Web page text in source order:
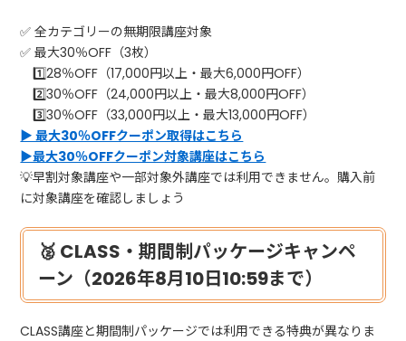
✅ 全カテゴリーの無期限講座対象
✅ 最大30％OFF（3枚）
1️⃣28％OFF（17,000円以上・最大6,000円OFF）
2️⃣30％OFF（24,000円以上・最大8,000円OFF）
3️⃣30％OFF（33,000円以上・最大13,000円OFF）
▶ 最大30％OFFクーポン取得はこちら
▶最大30％OFFクーポン対象講座はこちら
💡早割対象講座や一部対象外講座では利用できません。購入前
に対象講座を確認しましょう
🥈 CLASS・期間制パッケージキャンペ
ーン（2026年8月10日10:59まで）
CLASS講座と期間制パッケージでは利用できる特典が異なりま